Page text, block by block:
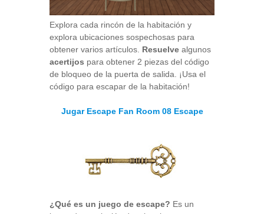
Explora cada rincón de la habitación y
explora ubicaciones sospechosas para
obtener varios artículos. Resuelve algunos
acertijos para obtener 2 piezas del código
de bloqueo de la puerta de salida. ¡Usa el
código para escapar de la habitación!
Jugar Escape Fan Room 08 Escape
¿Qué es un juego de escape? Es un